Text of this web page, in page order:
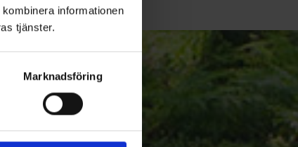
informationen
tjänster.
Marknadsföring